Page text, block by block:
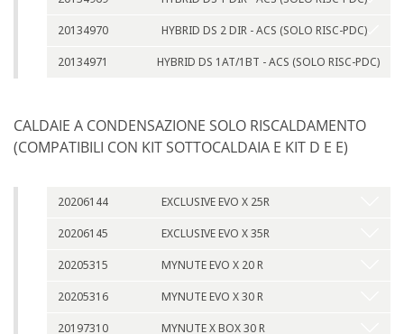
20134970 HYBRID DS 2 DIR - ACS (SOLO RISC-PDC)
20134971 HYBRID DS 1AT/1BT - ACS (SOLO RISC-PDC)
CALDAIE A CONDENSAZIONE SOLO RISCALDAMENTO
(COMPATIBILI CON KIT SOTTOCALDAIA E KIT D E E)
20206144 EXCLUSIVE EVO X 25R
20206145 EXCLUSIVE EVO X 35R
20205315 MYNUTE EVO X 20 R
20205316 MYNUTE EVO X 30 R
20197310 MYNUTE X BOX 30 R